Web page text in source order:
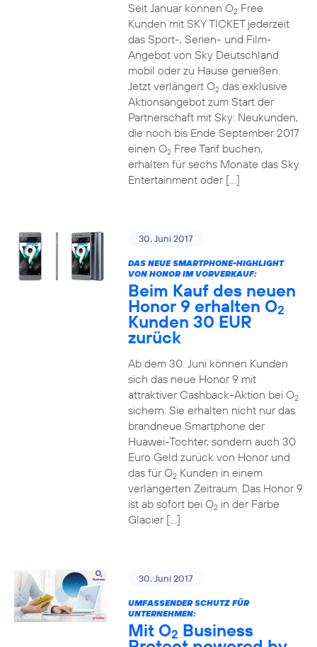
Seit Januar können O2Free
Kunden mit SKY TICKET jederzeit
das Sport-, Serien- und Film-
Angebot von Sky Deutschland
mobil oder zu Hause genießen.
Jetzt verlängert O2das exklusive
Aktionsangebot zum Start der
Partnerschaft mit Sky: Neukunden,
die noch bis Ende September 2017
einen O2Free Tarif buchen,
erhalten für sechs Monate das Sky
Entertainment oder […]
30. Juni 2017
DAS NEUE SMARTPHONE-HIGHLIGHT
VON HONOR IM VORVERKAUF:
Beim Kauf des neuen
Honor 9 erhalten O2
Kunden 30 EUR
zurück
Ab dem 30. Juni können Kunden
sich das neue Honor 9 mit
attraktiver Cashback-Aktion bei O2
sichern. Sie erhalten nicht nur das
brandneue Smartphone der
Huawei-Tochter, sondern auch 30
Euro Geld zurück von Honor und
das für O2Kunden in einem
verlängerten Zeitraum. Das Honor 9
ist ab sofort bei O2in der Farbe
Glacier […]
30. Juni 2017
UMFASSENDER SCHUTZ FÜR
UNTERNEHMEN:
Mit O2 Business